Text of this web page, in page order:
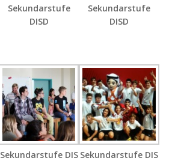
Sekundarstufe
DISD
Sekundarstufe
DISD
Sekundarstufe DIS Sekundarstufe DIS